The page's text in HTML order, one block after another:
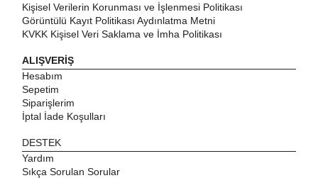
Kişisel Verilerin Korunması ve İşlenmesi Politikası
Görüntülü Kayıt Politikası Aydınlatma Metni
KVKK Kişisel Veri Saklama ve İmha Politikası
ALIŞVERİŞ
Hesabım
Sepetim
Siparişlerim
İptal İade Koşulları
DESTEK
Yardım
Sıkça Sorulan Sorular